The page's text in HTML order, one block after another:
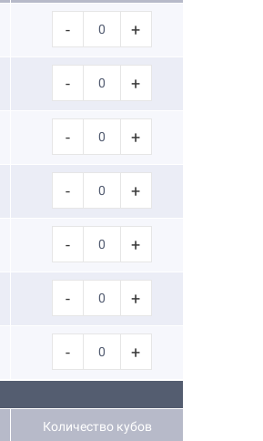
- +
- +
- +
- +
- +
- +
- +
Количество кубов